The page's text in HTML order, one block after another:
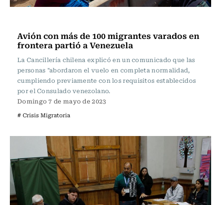
Avión con más de 100 migrantes varados en
frontera partió a Venezuela
La Cancillería chilena explicó en un comunicado que las
personas "abordaron el vuelo en completa normalidad,
cumpliendo previamente con los requisitos establecidos
por el Consulado venezolano.
Domingo 7 de mayo de 2023
# Crisis Migratoria